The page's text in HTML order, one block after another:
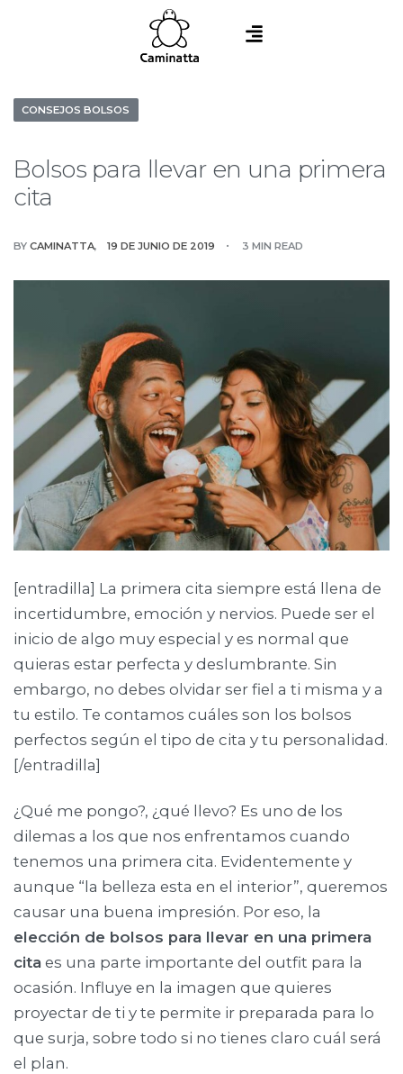
CONSEJOS BOLSOS
Bolsos para llevar en una primera
cita
BY CAMINATTA 19 DE JUNIO DE 2019 3 MIN READ
[entradilla] La primera cita siempre está llena de
incertidumbre, emoción y nervios. Puede ser el
inicio de algo muy especial y es normal que
quieras estar perfecta y deslumbrante. Sin
embargo, no debes olvidar ser fiel a ti misma y a
tu estilo. Te contamos cuáles son los bolsos
perfectos según el tipo de cita y tu personalidad.
[/entradilla]
¿Qué me pongo?, ¿qué llevo? Es uno de los
dilemas a los que nos enfrentamos cuando
tenemos una primera cita. Evidentemente y
aunque “la belleza esta en el interior”, queremos
causar una buena impresión. Por eso, la
elección de bolsos para llevar en una primera
cita es una parte importante del outfit para la
ocasión. Influye en la imagen que quieres
proyectar de ti y te permite ir preparada para lo
que surja, sobre todo si no tienes claro cuál será
el plan.